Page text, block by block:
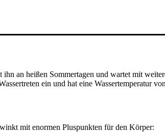
an heißen Sommertagen und wartet mit
ein und hat eine Wassertemperatur
mit enormen Pluspunkten für den Körper: